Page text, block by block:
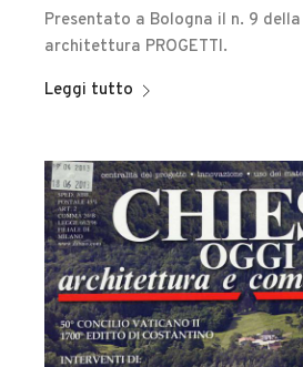
Presentato a Bologna il n. 9
architettura PROGETTI.
Leggi tutto